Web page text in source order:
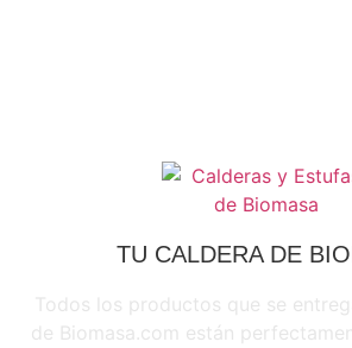
TU CALDERA DE
Todos los productos que se
de Biomasa.com están